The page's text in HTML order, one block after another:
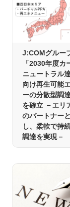
J:COMグルー
「2030年度カ
ニュートラル
向け再生可能
ーの分散型調
を確立 －エリ
のパートナー
し、柔軟で持
調達を実現－